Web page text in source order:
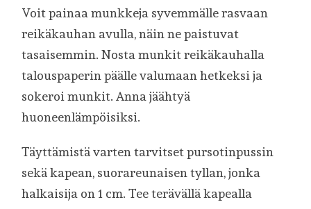
Voit painaa munkkeja syvemmälle rasvaan
reikäkauhan avulla, näin ne paistuvat
tasaisemmin. Nosta munkit reikäkauhalla
talouspaperin päälle valumaan hetkeksi ja
sokeroi munkit. Anna jäähtyä
huoneenlämpöisiksi.
Täyttämistä varten tarvitset pursotinpussin
sekä kapean, suorareunaisen tyllan, jonka
halkaisija on 1 cm. Tee terävällä kapealla